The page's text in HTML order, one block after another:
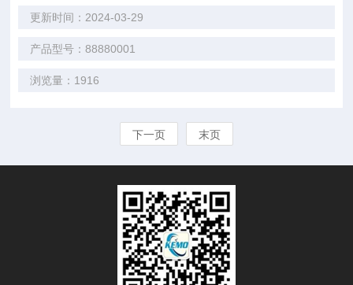
更新时间：2024-03-29
产品型号：88880001
浏览量：1916
下一页 末页